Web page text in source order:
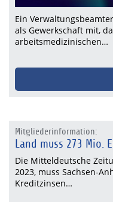
Ein
als Gewerkschaft mit,
arbeitsmedizinischen…
Mitgliederinformation:
Land muss 273 Mio.
Die Mitteldeutsche
2023, muss Sachsen-
Kreditzinsen…